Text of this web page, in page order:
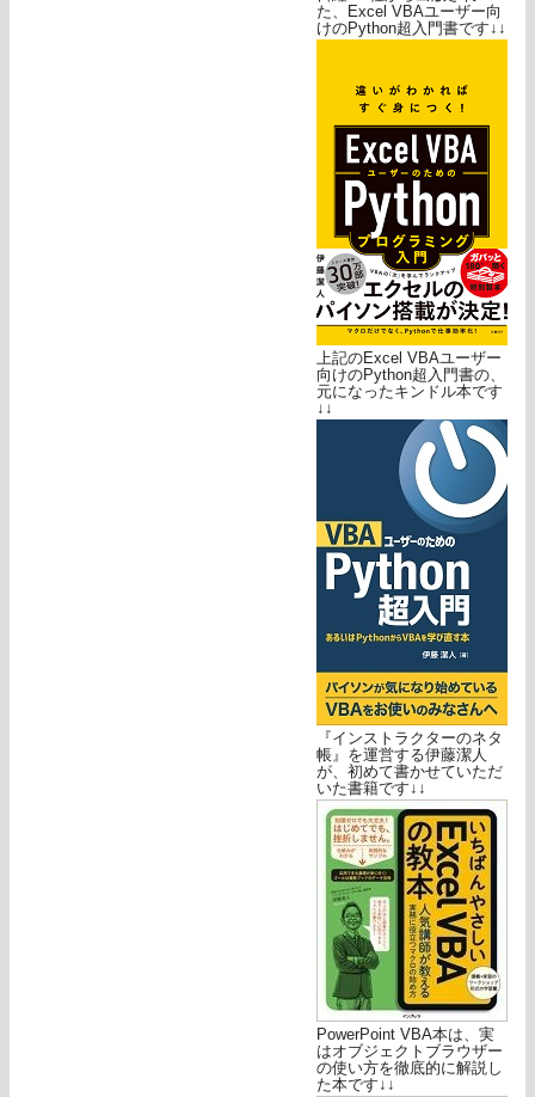
た、Excel VBAユーザー向
けのPython超入門書です↓↓
上記のExcel VBAユーザー
向けのPython超入門書の、
元になったキンドル本です
↓↓
『インストラクターのネタ
帳』を運営する伊藤潔人
が、初めて書かせていただ
いた書籍です↓↓
PowerPoint VBA本は、実
はオブジェクトブラウザー
の使い方を徹底的に解説し
た本です↓↓